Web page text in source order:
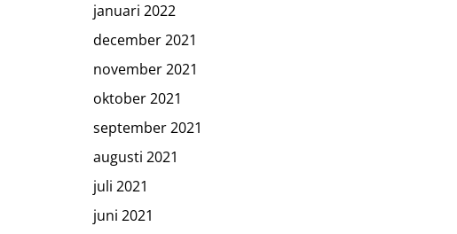
januari 2022
december 2021
november 2021
oktober 2021
september 2021
augusti 2021
juli 2021
juni 2021